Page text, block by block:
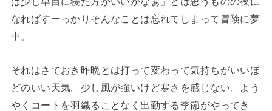
なればすーっかりそんなことは忘れてしまって冒険に夢
中。
それはさておき昨晩とは打って変わって気持ちがいいほ
どのいい天気。少し風が強いけど寒さを感じない。よう
やくコートを羽織ることなく出勤する季節がやってき